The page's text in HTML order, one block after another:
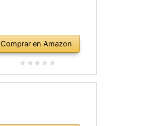
Comprar en Amazon